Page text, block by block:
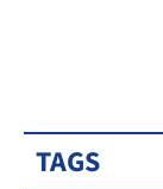
TAGS